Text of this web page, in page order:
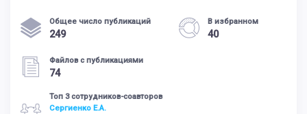
Общее число публикаций
249
В избранном
40
Файлов с публикациями
74
Топ 3 сотрудников-соавторов
Сергиенко Е.А.